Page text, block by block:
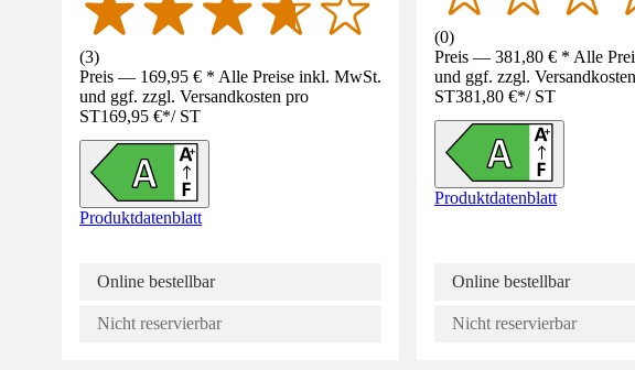
(3)
Preis — 169,95 € * Alle Preise inkl. MwSt.
und ggf. zzgl. Versandkosten pro
ST169,95 €*/ ST
Produktdatenblatt
Online bestellbar
Nicht reservierbar
(0)
Preis — 381,80 € * Alle
und ggf. zzgl.
ST381,80 €*/ ST
Produktdatenblatt
Online bestellbar
Nicht reservierbar